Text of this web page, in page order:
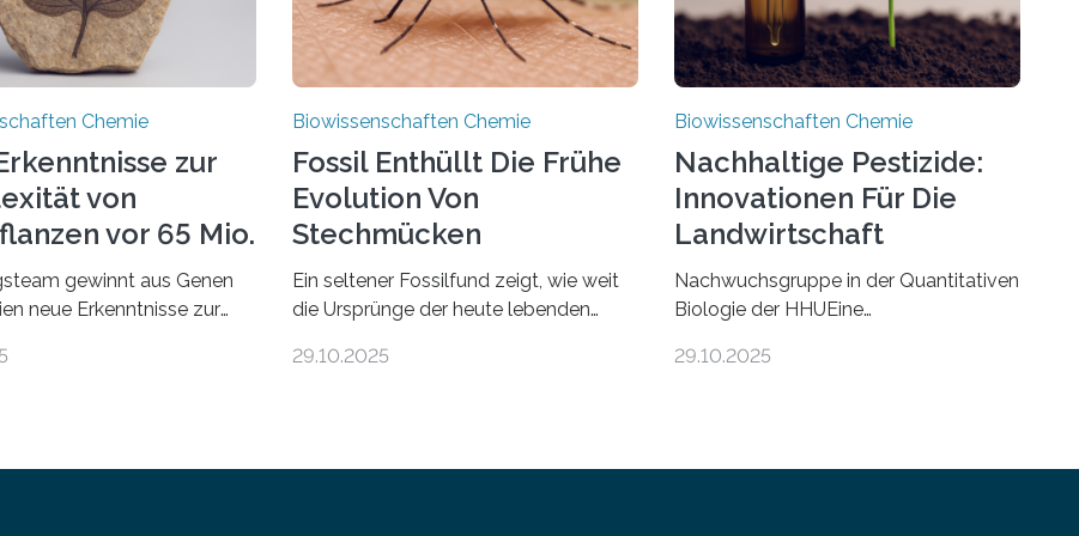
Chemie
zur
von
vor 65 Mio.
gewinnt aus Genen
neue Erkenntnisse zur
filigrane Farne bis zu
Biowissenschaften Chemie
Fossil Enthüllt Die Frühe
Evolution Von
Stechmücken
Ein seltener Fossilfund zeigt, wie weit
die Ursprünge der heute lebenden
99 Millionen Jahre altem Bernstein
29.10.2025
Biowissenschaften Chemie
Nachhaltige Pestizide:
Innovationen Für Die
Landwirtschaft
Nachwuchsgruppe in der Quantitativen
Biologie der HHUEine
Heine-Universität Düsseldorf (HHU)
29.10.2025